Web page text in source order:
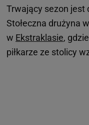
Trwający sezon jest
Stołeczna drużyna
w Ekstraklasie,
piłkarze ze stolicy